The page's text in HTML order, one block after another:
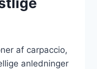
af carpaccio,
anledninger